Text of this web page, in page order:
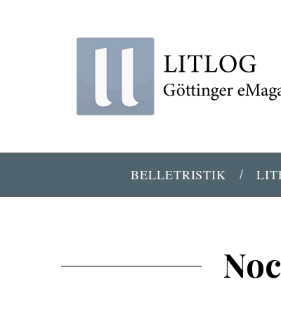
BELLETRISTIK